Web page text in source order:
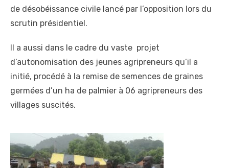
de désobéissance civile lancé par l’opposition lors du
scrutin présidentiel.
Il a aussi dans le cadre du vaste projet
d’autonomisation des jeunes agripreneurs qu’il a
initié, procédé à la remise de semences de graines
germées d’un ha de palmier à 06 agripreneurs des
villages suscités.